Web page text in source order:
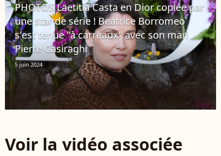
PHOTOS Laetitia Casta en Dior copiée par
une star de série ! Beatrice Borromeo
s'est tenue "à carreaux" avec son mari
Pierre Casiraghi
5 juin 2024
Voir la vidéo associée